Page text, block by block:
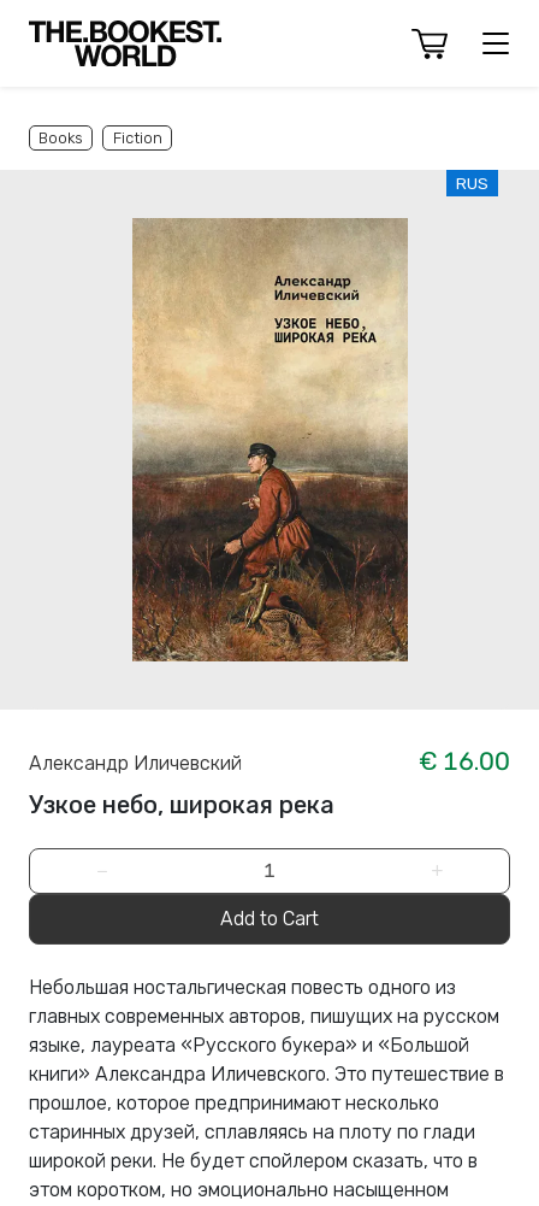
Books Fiction
RUS
Александр Иличевский
€ 16.00
Узкое небо, широкая река
− +
Add to Cart
Небольшая ностальгическая повесть одного из
главныx современныx авторов, пишущиx на русском
языке, лауреата «Русского букера» и «Большой
книги» Александра Иличевского. Это путешествие в
прошлое, которое предпринимают несколько
старинныx друзей, сплавляясь на плоту по глади
широкой реки. Не будет спойлером сказать, что в
этом коротком, но эмоционально насыщенном